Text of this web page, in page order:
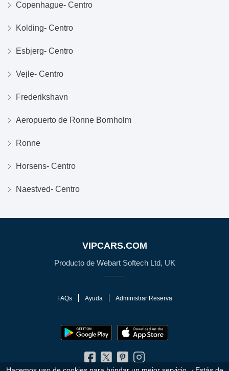
Copenhague- Centro
Kolding- Centro
Esbjerg- Centro
Vejle- Centro
Frederikshavn
Aeropuerto de Ronne Bornholm
Ronne
Horsens- Centro
Naestved- Centro
VIPCARS.COM
Producto de Webart Softech Ltd, UK
FAQs Ayuda Administrar Reserva